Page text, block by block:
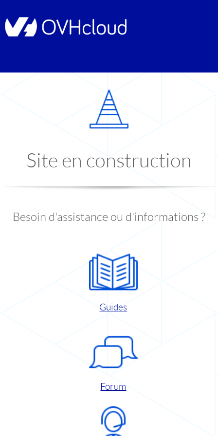
Site en construction
Besoin d'assistance ou d'informations ?
Guides
Forum